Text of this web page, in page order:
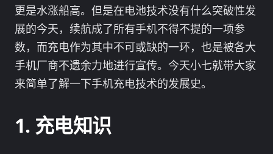
更是水涨船高。但是在电池技术没有什么突破性发
展的今天，续航成了所有手机不得不提的一项参
数，而充电作为其中不可或缺的一环，也是被各大
手机厂商不遗余力地进行宣传。今天小七就带大家
来简单了解一下手机充电技术的发展史。
充电知识